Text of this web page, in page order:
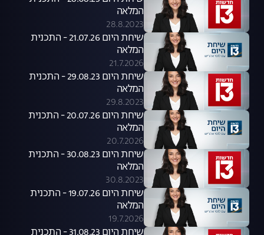
המלאה
28.8.2023
שיחת היום 21.07.26 - התכנית
המלאה
21.7.2026
שיחת היום 29.08.23 - התכנית
המלאה
29.8.2023
שיחת היום 20.07.26 - התכנית
המלאה
20.7.2026
שיחת היום 30.08.23 - התכנית
המלאה
30.8.2023
שיחת היום 19.07.26 - התכנית
המלאה
19.7.2026